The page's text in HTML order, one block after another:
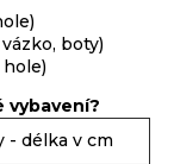
boty)
vybavení?
- délka v cm